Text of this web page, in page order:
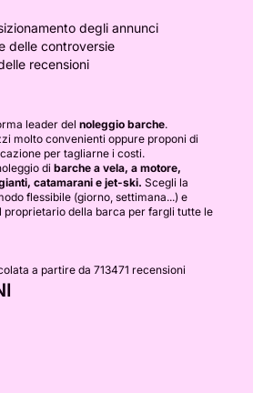
degli annunci
delle controversie
recensioni
leader del noleggio barche.
molto convenienti oppure proponi di
per tagliarne i costi.
di barche a vela, a motore,
catamarani e jet-ski. Scegli la
flessibile (giorno, settimana...) e
della barca per fargli tutte le
a partire da 713471 recensioni